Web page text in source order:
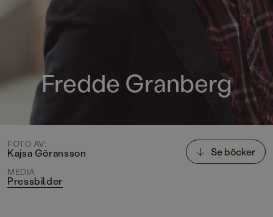
Fredde Granberg
FOTO AV:
Kajsa Göransson
MEDIA
Pressbilder
Se böcker